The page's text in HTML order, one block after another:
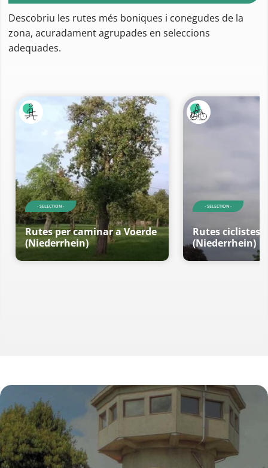
Descobriu les rutes més boniques i conegudes de la
zona, acuradament agrupades en seleccions
adequades.
- SELECTION -
Rutes per caminar a Voerde
(Niederrhein)
- SELECTION -
Rutes ciclistes
(Niederrhein)